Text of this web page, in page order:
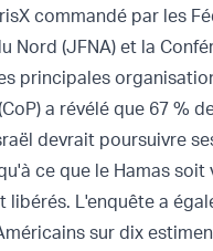
commandé par les
Nord (JFNA) et la
principales
a révélé que 67 %
devrait poursuivre
ce que le Hamas soit
libérés. L'enquête a
sur dix